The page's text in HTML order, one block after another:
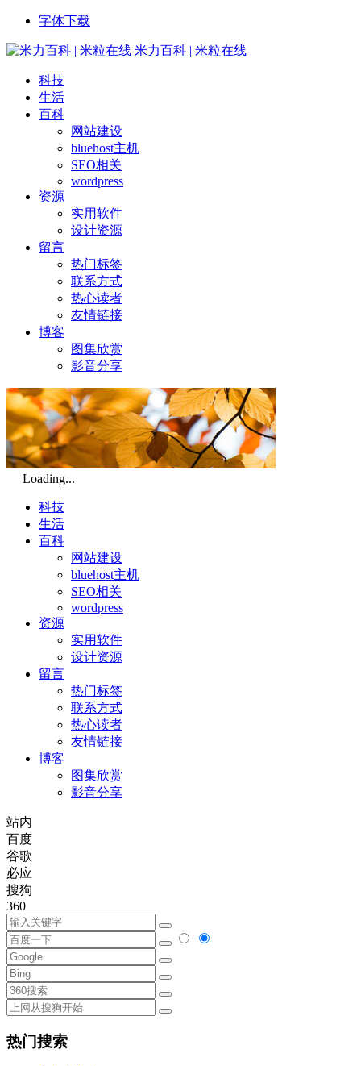
字体下载
米力百科 | 米粒在线
科技
生活
百科
网站建设
bluehost主机
SEO相关
wordpress
资源
实用软件
设计资源
留言
热门标签
联系方式
热心读者
友情链接
博客
图集欣赏
影音分享
Loading...
科技
生活
百科
网站建设
bluehost主机
SEO相关
wordpress
资源
实用软件
设计资源
留言
热门标签
联系方式
热心读者
友情链接
博客
图集欣赏
影音分享
站内
百度
谷歌
必应
搜狗
360
热门搜索